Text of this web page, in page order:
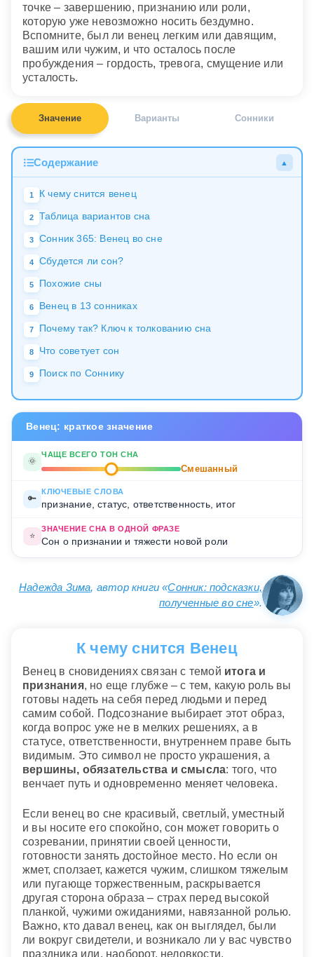
точке – завершению, признанию или роли,
которую уже невозможно носить бездумно.
Вспомните, был ли венец легким или давящим,
вашим или чужим, и что осталось после
пробуждения – гордость, тревога, смущение или
усталость.
Значение Варианты Сонники
Содержание ▲
1 К чему снится венец
2 Таблица вариантов сна
3 Сонник 365: Венец во сне
4 Сбудется ли сон?
5 Похожие сны
6 Венец в 13 сонниках
7 Почему так? Ключ к толкованию сна
8 Что советует сон
9 Поиск по Соннику
Венец: краткое значение
🌞
ЧАЩЕ ВСЕГО ТОН СНА
Смешанный
🔑
КЛЮЧЕВЫЕ СЛОВА
признание, статус, ответственность, итог
⭐
ЗНАЧЕНИЕ СНА В ОДНОЙ ФРАЗЕ
Сон о признании и тяжести новой роли
Надежда Зима, автор книги «Сонник: подсказки,
полученные во сне».
К чему снится Венец
Венец в сновидениях связан с темой итога и
признания, но еще глубже – с тем, какую роль вы
готовы надеть на себя перед людьми и перед
самим собой. Подсознание выбирает этот образ,
когда вопрос уже не в мелких решениях, а в
статусе, ответственности, внутреннем праве быть
видимым. Это символ не просто украшения, а
вершины, обязательства и смысла: того, что
венчает путь и одновременно меняет человека.
Если венец во сне красивый, светлый, уместный
и вы носите его спокойно, сон может говорить о
созревании, принятии своей ценности,
готовности занять достойное место. Но если он
жмет, сползает, кажется чужим, слишком тяжелым
или пугающе торжественным, раскрывается
другая сторона образа – страх перед высокой
планкой, чужими ожиданиями, навязанной ролью.
Важно, кто давал венец, как он выглядел, были
ли вокруг свидетели, и возникало ли у вас чувство
праздника или, наоборот, неловкости.